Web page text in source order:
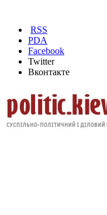
RSS
PDA
Facebook
Twitter
Вконтакте